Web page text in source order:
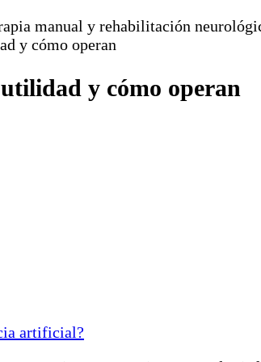
manual y rehabilitación
y cómo operan
y cómo operan
artificial?